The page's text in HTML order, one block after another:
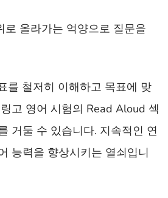
로 올라가는 억양으로 질문을
를 철저히 이해하고 목표에 맞
고 영어 시험의 Read Aloud 섹
거둘 수 있습니다. 지속적인 연
능력을 향상시키는 열쇠입니